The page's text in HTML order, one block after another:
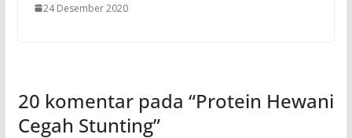
24 Desember 2020
20 komentar pada “Protein Hewani
Cegah Stunting”